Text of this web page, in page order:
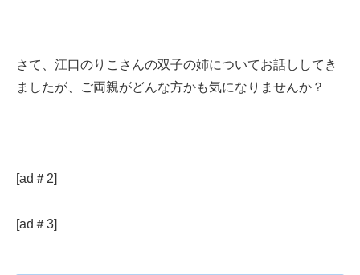
さて、江口のりこさんの双子の姉についてお話ししてき
ましたが、ご両親がどんな方かも気になりませんか？
[ad＃2]
[ad＃3]